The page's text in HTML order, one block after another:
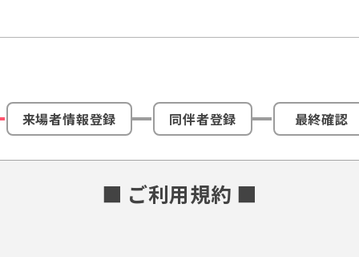
来場者情報登録 同伴者登録 最終確認
■ ご利用規約 ■